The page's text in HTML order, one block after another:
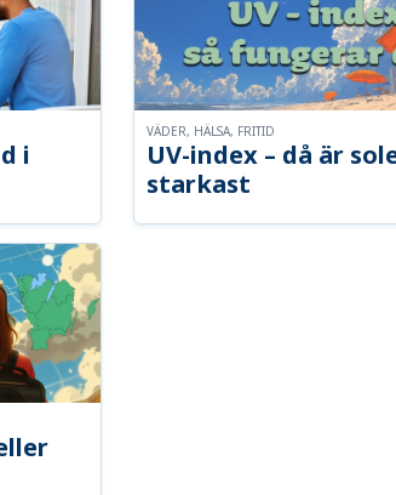
i
UV-index – då är
starkast
VÄDER, HÄLSA, FRITID